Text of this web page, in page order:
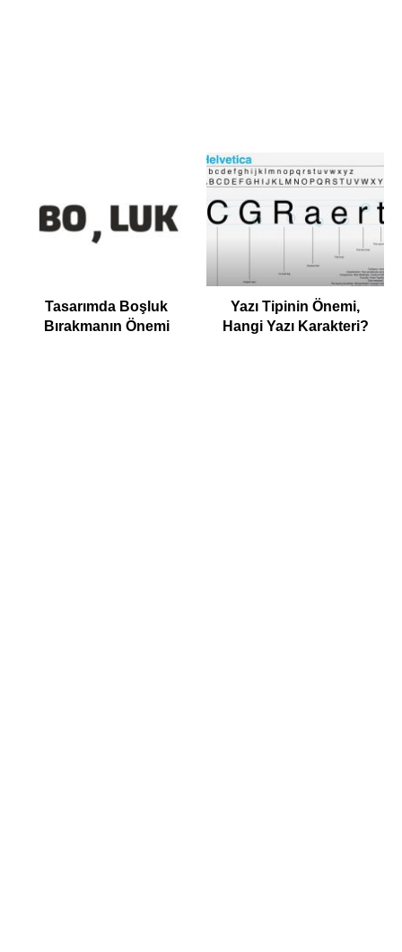
Tasarımda Boşluk
Bırakmanın Önemi
Yazı Tipinin Önemi,
Hangi Yazı Karakteri?